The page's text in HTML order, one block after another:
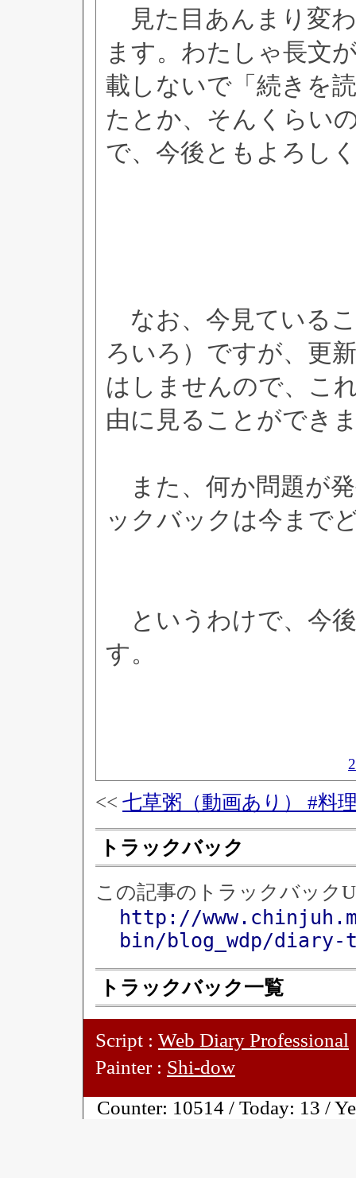
見た目あんまり変
ます。わたしゃ長文
載しないで「続きを
たとか、そんくらい
で、今後ともよろし
なお、今見ている
ろいろ）ですが、更
はしませんので、こ
由に見ることができ
また、何か問題が
ックバックは今まで
というわけで、今
す。
<< 七草粥（動画あり） #料
トラックバック
この記事のトラックバック
http://
bin/blog_wdp/diary-
トラックバック一覧
Script : Web Diary Professional
Painter : Shi-dow
Counter: 10514 / Today: 13 /